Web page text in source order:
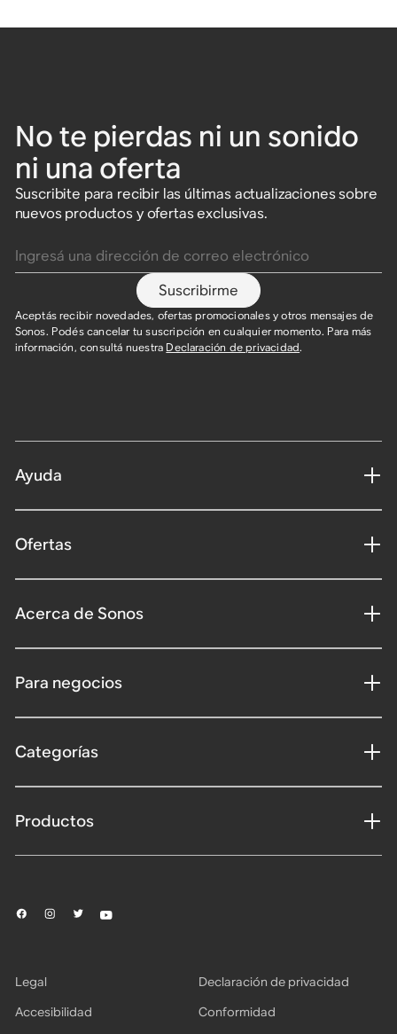
No te pierdas ni un sonido
ni una oferta
Suscribite para recibir las últimas actualizaciones sobre
nuevos productos y ofertas exclusivas.
Suscribirme
Aceptás recibir novedades, ofertas promocionales y otros mensajes de
Sonos. Podés cancelar tu suscripción en cualquier momento. Para más
información, consultá nuestra Declaración de privacidad.
Ayuda
Ofertas
Acerca de Sonos
Para negocios
Categorías
Productos
Legal
Declaración de privacidad
Accesibilidad
Conformidad